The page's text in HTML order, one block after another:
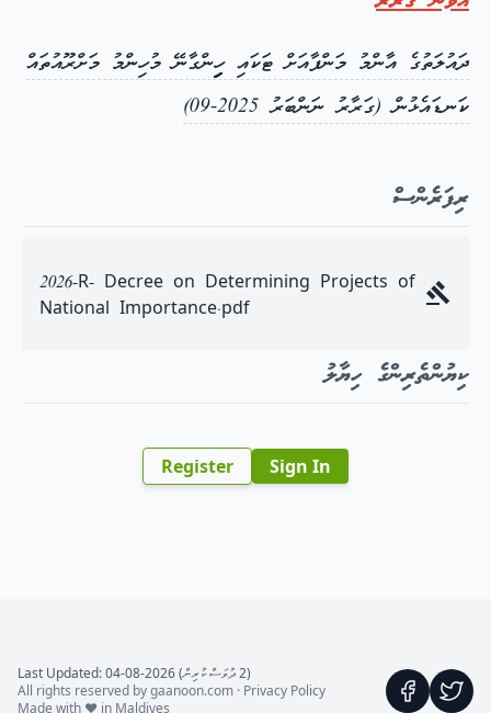
ދައުލަތުގެ އާންމު މަންފާއަށް ޓަކައި ހިިިިިިިންގާނޭ މުހިންމު މަށްރޫއުތައް
ކަނޑައެޅުން (ގަރާރު ނަންބަރު 2025-09)
ރިފަރެންސް
2026-R- Decree on Determining Projects of
National Importance.pdf
ކިޔުންތެރިންގެ ހިޔާލު
Sign In
Register
(2 ދުވަސް ކުރިން) Last Updated: 04-08-2026
All rights reserved by gaanoon.com · Privacy Policy
Made with ♥ in Maldives